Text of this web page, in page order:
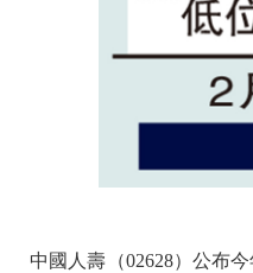
中國人壽（02628）公布今